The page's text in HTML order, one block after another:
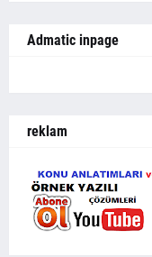
Admatic inpage
reklam